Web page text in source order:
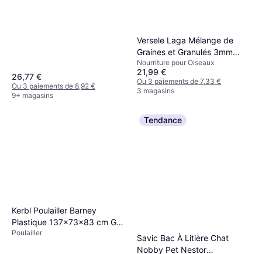
26,77 €
Ou 3 paiements de 8,92 €
9+ magasins
Versele Laga Mélange de
Graines et Granulés 3mm
20Kg 20kg
Nourriture pour Oiseaux
21,99 €
Ou 3 paiements de 7,33 €
3 magasins
Kerbl Poulailler Barney
Plastique 137x73x83 cm Gris
et blanc
Poulailler
Tendance
Savic Bac À Litière Chat
Nobby Pet Nestor